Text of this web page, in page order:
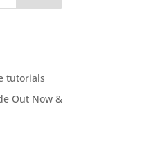
tutorials
Out Now &